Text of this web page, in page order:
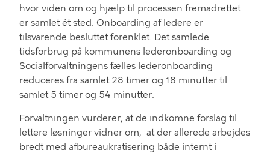
hvor viden om og hjælp til processen fremadrettet
er samlet ét sted. Onboarding af ledere er
tilsvarende besluttetforenklet. Det samlede
tidsforbrug på kommunens lederonboarding og
Socialforvaltningens fælles lederonboarding
reduceres fra samlet 28 timer og 18 minutter til
samlet 5 timer og 54 minutter.
Forvaltningen vurderer, at de indkomne forslag til
lettere løsninger vidner om, atder allerede arbejdes
bredt med afbureaukratisering både internt i